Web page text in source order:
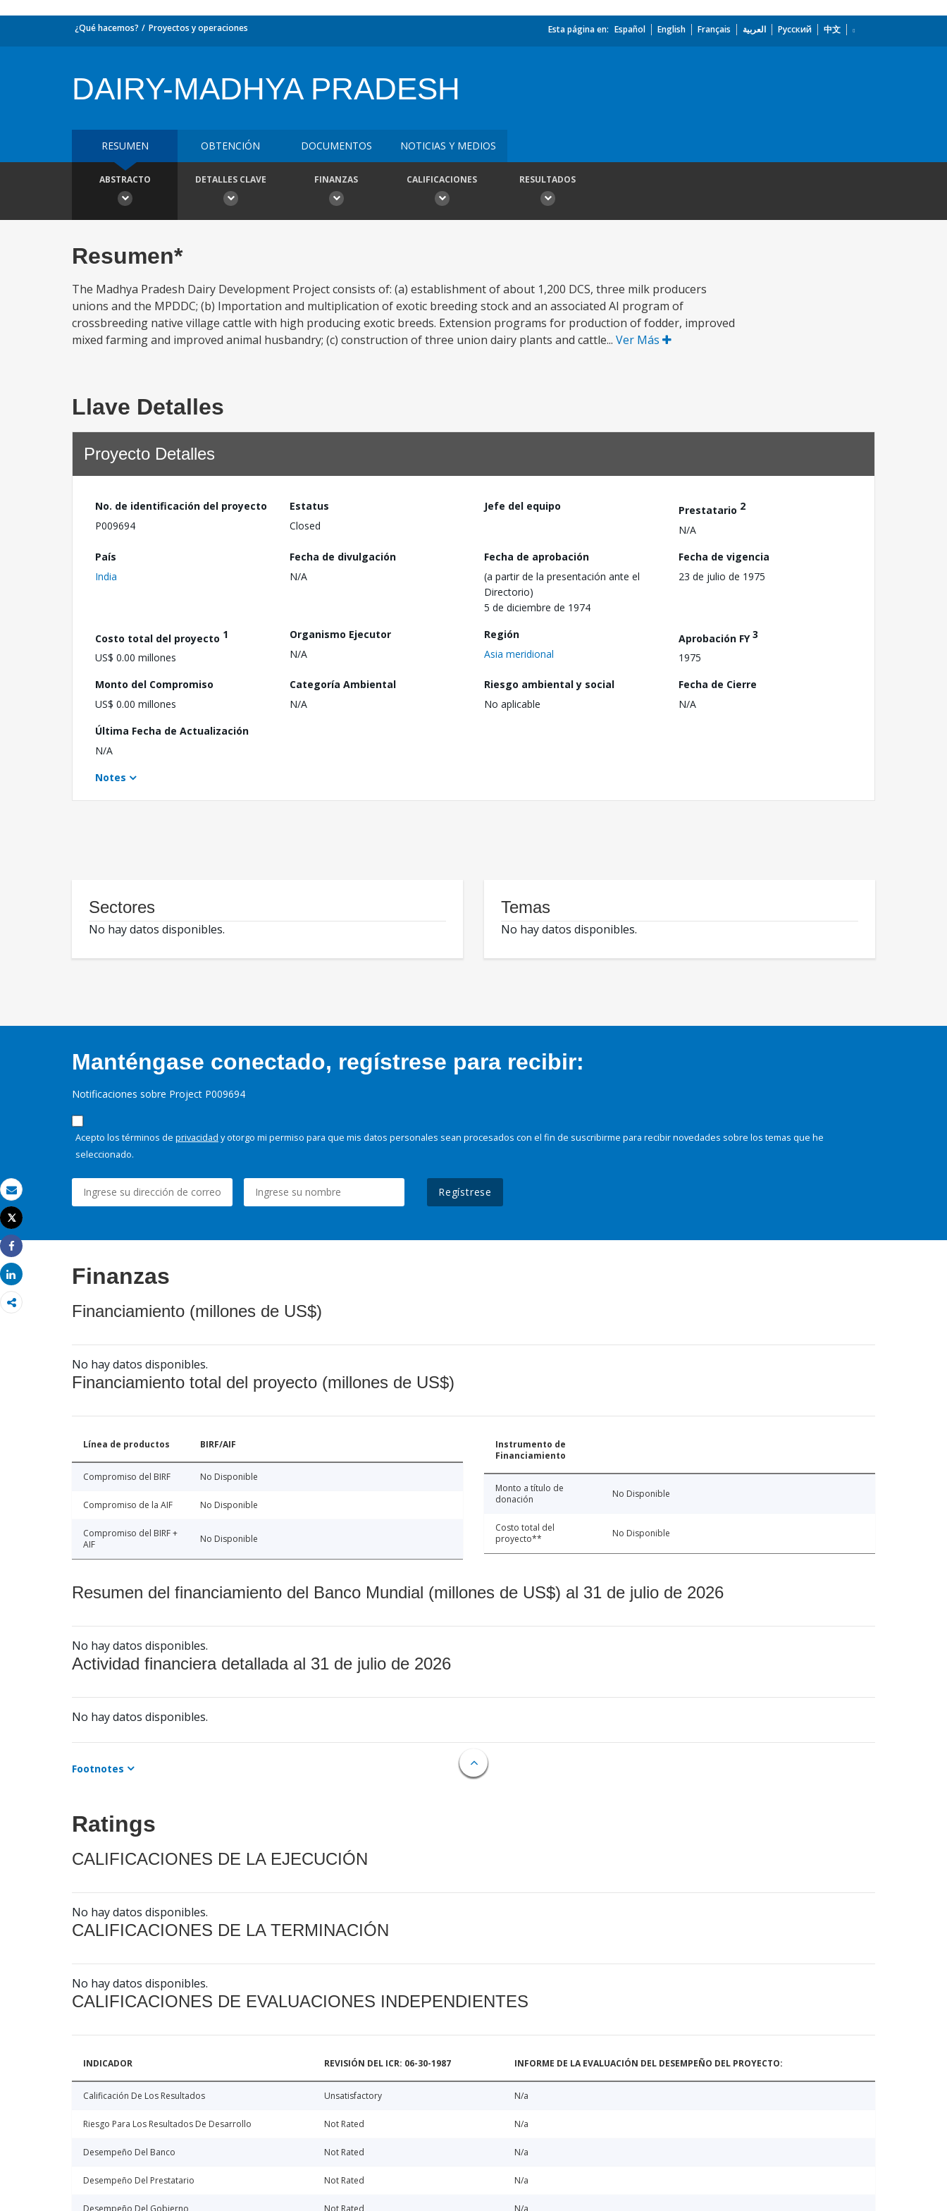
Correo electrónico
Imprimir
Tweet
Share
Share
¿Qué hacemos? Proyectos y operaciones Esta página en: Español English Français العربية Русский 中文
DAIRY-MADHYA PRADESH
RESUMEN OBTENCIÓN DOCUMENTOS NOTICIAS Y MEDIOS
ABSTRACTO DETALLES CLAVE FINANZAS CALIFICACIONES RESULTADOS
Resumen*
The Madhya Pradesh Dairy Development Project consists of: (a) establishment of about 1,200 DCS, three milk producers
unions and the MPDDC; (b) Importation and multiplication of exotic breeding stock and an associated AI program of
crossbreeding native village cattle with high producing exotic breeds. Extension programs for production of fodder, improved
mixed farming and improved animal husbandry; (c) construction of three union dairy plants and cattle... Ver Más
Llave Detalles
Proyecto Detalles
No. de identificación del proyecto
P009694
Estatus
Closed
Jefe del equipo Prestatario 2
N/A
País
India
Fecha de divulgación
N/A
Fecha de aprobación
(a partir de la presentación ante el
Directorio)
5 de diciembre de 1974
Fecha de vigencia
23 de julio de 1975
Costo total del proyecto 1
US$ 0.00 millones
Organismo Ejecutor
N/A
Región
Asia meridional
Aprobación FY3
1975
Monto del Compromiso
US$ 0.00 millones
Categoría Ambiental
N/A
Riesgo ambiental y social
No aplicable
Fecha de Cierre
N/A
Última Fecha de Actualización
N/A
Notes
Sectores
No hay datos disponibles.
Temas
No hay datos disponibles.
Manténgase conectado, regístrese para recibir:
Notificaciones sobre Project P009694
Acepto los términos de privacidad y otorgo mi permiso para que mis datos personales sean procesados con el fin de suscribirme para recibir novedades sobre los temas que he
seleccionado.
Regístrese
Finanzas
Financiamiento (millones de US$)
No hay datos disponibles.
Financiamiento total del proyecto (millones de US$)
Línea de productos BIRF/AIF
Compromiso del BIRF No Disponible
Compromiso de la AIF No Disponible
Compromiso del BIRF +
AIF
No Disponible
Instrumento de
Financiamiento
Monto a título de
donación
No Disponible
Costo total del
proyecto**
No Disponible
Resumen del financiamiento del Banco Mundial (millones de US$) al 31 de julio de 2026
No hay datos disponibles.
Actividad financiera detallada al 31 de julio de 2026
No hay datos disponibles.
Footnotes
Ratings
CALIFICACIONES DE LA EJECUCIÓN
No hay datos disponibles.
CALIFICACIONES DE LA TERMINACIÓN
No hay datos disponibles.
CALIFICACIONES DE EVALUACIONES INDEPENDIENTES
INDICADOR REVISIÓN DEL ICR: 06-30-1987 INFORME DE LA EVALUACIÓN DEL DESEMPEÑO DEL PROYECTO:
Calificación De Los Resultados Unsatisfactory N/a
Riesgo Para Los Resultados De Desarrollo Not Rated N/a
Desempeño Del Banco Not Rated N/a
Desempeño Del Prestatario Not Rated N/a